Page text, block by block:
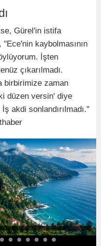
Gürel'in istifa
kaybolmasının
İşten
çıkarılmadı.
birbirimize zaman
düzen versin' diye
akdi sonlandırılmadı."